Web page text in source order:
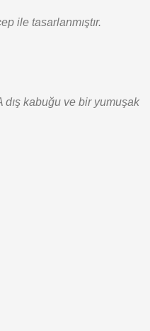
ile tasarlanmıştır.
dış kabuğu ve bir yumuşak